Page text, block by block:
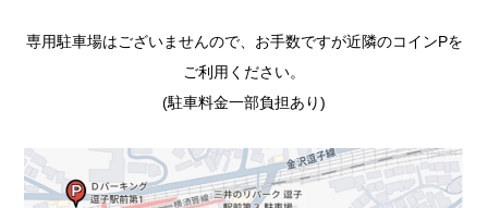
専用駐車場はございませんので、お手数ですが近隣のコインPを
ご利用ください。
(駐車料金一部負担あり)